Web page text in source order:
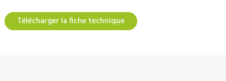
Télécharger la fiche technique